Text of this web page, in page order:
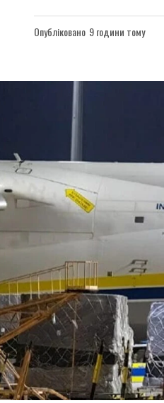
Опубліковано 9 години тому